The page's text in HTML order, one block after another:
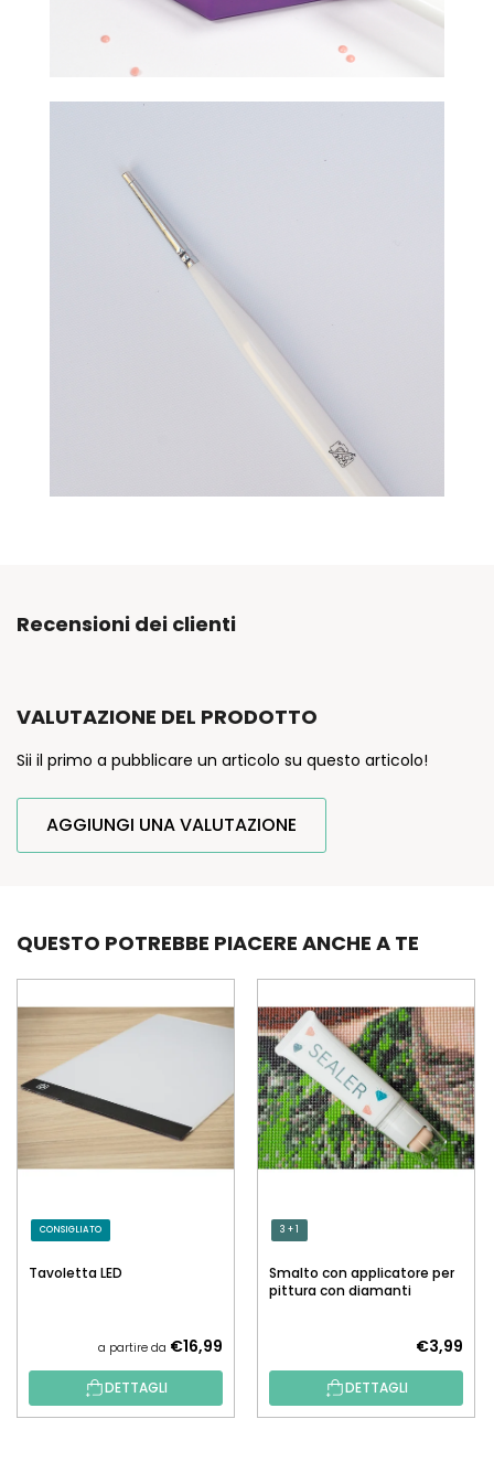
Recensioni dei clienti
VALUTAZIONE DEL PRODOTTO
Sii il primo a pubblicare un articolo su questo articolo!
AGGIUNGI UNA VALUTAZIONE
QUESTO POTREBBE PIACERE ANCHE A TE
CONSIGLIATO
Tavoletta LED
a partire da €16,99
DETTAGLI
3 + 1
Smalto con applicatore per
pittura con diamanti
€3,99
DETTAGLI